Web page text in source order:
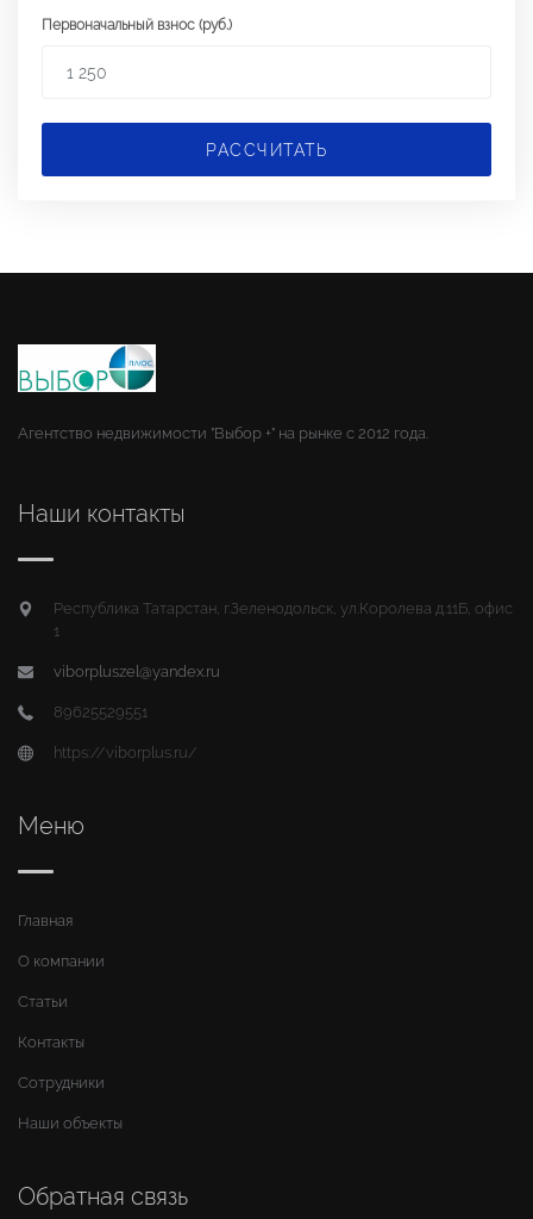
Первоначальный взнос (руб.)
РАССЧИТАТЬ
Агентство недвижимости "Выбор +" на рынке с 2012 года.
Наши контакты
Республика Татарстан, г.Зеленодольск, ул.Королева д.11Б, офис
1
viborpluszel@yandex.ru
89625529551
https://viborplus.ru/
Меню
Главная
О компании
Статьи
Контакты
Сотрудники
Наши объекты
Обратная связь